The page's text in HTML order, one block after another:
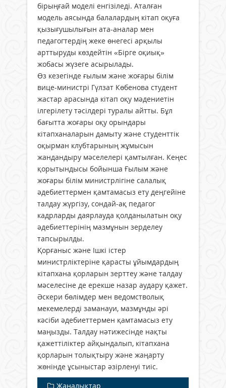
бірыңғай моделі енгізіледі. Аталған
модель аясында балалардың кітап оқуға
қызығушылығын ата-аналар мен
педагогтердің жеке өнегесі арқылы
арттыруды көздейтін «Бірге оқиық»
жобасы жүзеге асырылады.
Өз кезегінде ғылым және жоғары білім
вице-министрі Гүлзат Көбенова студент
жастар арасында кітап оқу мәдениетін
ілгерілету тәсілдері туралы айтты. Бұл
бағытта жоғары оқу орындары
кітапханаларын дамыту және студенттік
оқырман клубтарының жұмысын
жандандыру мәселелері қамтылған. Кеңес
қорытындысы бойынша Ғылым және
жоғары білім министрлігіне салалық
әдебиеттермен қамтамасыз ету деңгейіне
талдау жүргізу, сондай-ақ педагог
кадрларды даярлауда қолданылатын оқу
әдебиеттерінің мазмұнын зерделеу
тапсырылды.
Қорғаныс және Ішкі істер
министрліктеріне қарасты ұйымдардың
кітапхана қорларын зерттеу және талдау
мәселесіне де ерекше назар аудару қажет.
Әскери бөлімдер мен ведомстволық
мекемелерді заманауи, мазмұнды әрі
кәсіби әдебиеттермен қамтамасыз ету
маңызды. Талдау нәтижесінде нақты
қажеттіліктер айқындалып, кітапхана
қорларын толықтыру және жаңарту
жөнінде ұсыныстар әзірленуі тиіс.
Жаңалықтар